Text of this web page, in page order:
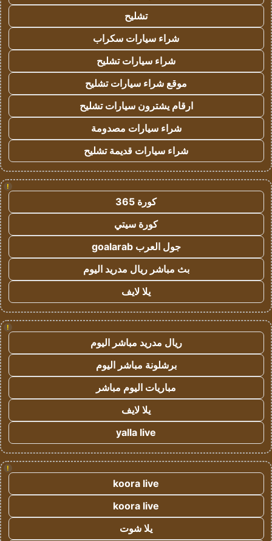
تشليح
شراء سيارات سكراب
شراء سيارات تشليح
موقع شراء سيارات تشليح
ارقام يشترون سيارات تشليح
شراء سيارات مصدومة
شراء سيارات قديمة تشليح
!
كورة 365
كورة سيتي
جول العرب goalarab
بث مباشر ريال مدريد اليوم
يلا لايف
!
ريال مدريد مباشر اليوم
برشلونة مباشر اليوم
مباريات اليوم مباشر
يلا لايف
yalla live
!
koora live
koora live
يلا شوت